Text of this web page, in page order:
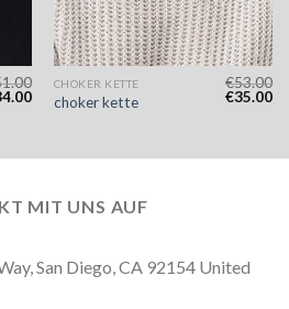
CHOKER KETTE
choker kette
€53.00
€35.00
MIT UNS AUF
San Diego, CA 92154 United